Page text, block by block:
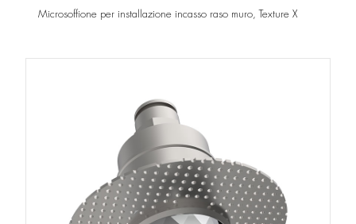
Microsoffione per installazione incasso raso muro, Texture X